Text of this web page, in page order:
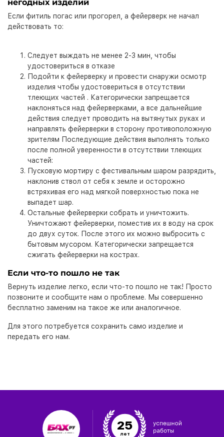
негодных изделий
Если фитиль погас или прогорел, а фейерверк не начал
действовать то:
Следует выждать не менее 2-3 мин, чтобы
удостовериться в отказе
Подойти к фейерверку и провести снаружи осмотр
изделия чтобы удостовериться в отсутствии
тлеющих частей . Категорически запрещается
наклоняться над фейерверками, а все дальнейшие
действия следует проводить на вытянутых руках и
направлять фейерверки в сторону противоположную
зрителям Последующие действия выполнять только
после полной уверенности в отсутствии тлеющих
частей:
Пусковую мортиру с фестивальным шаром разрядить,
наклонив ствол от себя к земле и осторожно
встряхивая его над мягкой поверхностью пока не
выпадет шар.
Остальные фейерверки собрать и уничтожить.
Уничтожают фейерверки, поместив их в воду на срок
до двух суток. После этого их можно выбросить с
бытовым мусором. Категорически запрещается
сжигать фейерверки на кострах.
Если что-то пошло не так
Вернуть изделие легко, если что-то пошло не так! Просто
позвоните и сообщите нам о проблеме. Мы совершенно
бесплатно заменим на такое же или аналогичное.
Для этого потребуется сохранить само изделие и
передать его нам.
25
лет